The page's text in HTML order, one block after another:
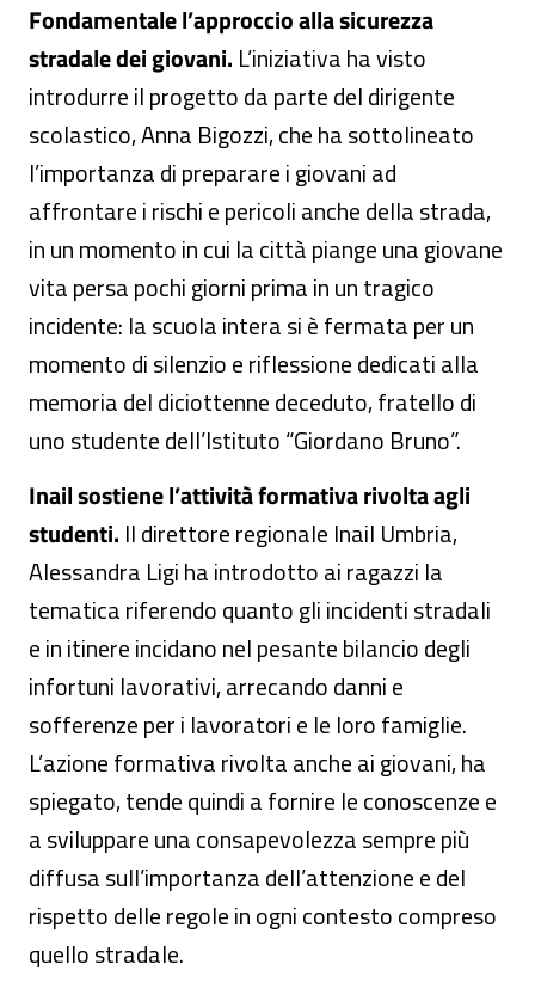
Fondamentale l’approccio alla sicurezza
stradale dei giovani. L’iniziativa ha visto
introdurre il progetto da parte del dirigente
scolastico, Anna Bigozzi, che ha sottolineato
l’importanza di preparare i giovani ad
affrontare i rischi e pericoli anche della strada,
in un momento in cui la città piange una giovane
vita persa pochi giorni prima in un tragico
incidente: la scuola intera si è fermata per un
momento di silenzio e riflessione dedicati alla
memoria del diciottenne deceduto, fratello di
uno studente dell’Istituto “Giordano Bruno”.
Inail sostiene l’attività formativa rivolta agli
studenti. Il direttore regionale Inail Umbria,
Alessandra Ligi ha introdotto ai ragazzi la
tematica riferendo quanto gli incidenti stradali
e in itinere incidano nel pesante bilancio degli
infortuni lavorativi, arrecando danni e
sofferenze per i lavoratori e le loro famiglie.
L’azione formativa rivolta anche ai giovani, ha
spiegato, tende quindi a fornire le conoscenze e
a sviluppare una consapevolezza sempre più
diffusa sull’importanza dell’attenzione e del
rispetto delle regole in ogni contesto compreso
quello stradale.